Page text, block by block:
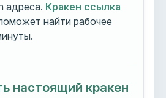
адреса. Кракен ссылка
найти рабочее
настоящий кракен